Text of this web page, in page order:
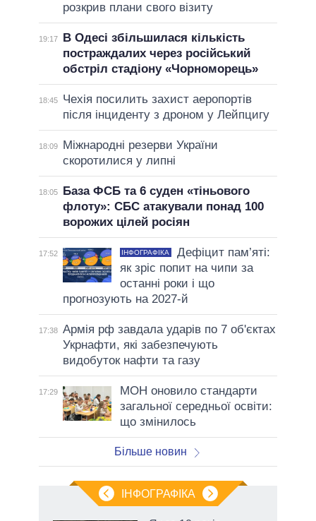
розкрив плани свого візиту
19:17
В Одесі збільшилася кількість
постраждалих через російський
обстріл стадіону «Чорноморець»
18:45
Чехія посилить захист аеропортів
після інциденту з дроном у Лейпцигу
18:09
Міжнародні резерви України
скоротилися у липні
18:05
База ФСБ та 6 суден «тіньового
флоту»: СБС атакували понад 100
ворожих цілей росіян
17:52 ІНФОГРАФІКА
Дефіцит пам’яті:
як зріс попит на чипи за
останні роки і що
прогнозують на 2027-й
17:38 Армія рф завдала ударів по 7 об'єктах
Укрнафти, які забезпечують
видобуток нафти та газу
17:29
МОН оновило стандарти
загальної середньої освіти:
що змінилось
Більше новин
ІНФОГРАФІКА